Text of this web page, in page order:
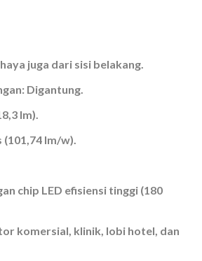
juga dari sisi belakang.
Digantung.
lm).
lm/w).
chip LED efisiensi tinggi (180
komersial, klinik, lobi hotel, dan